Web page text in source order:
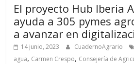
El proyecto Hub Iberia
ayuda a 305 pymes
a avanzar en
14 junio, 2023 CuadernoAgrario
agua, Carmen Crespo, Consejería de